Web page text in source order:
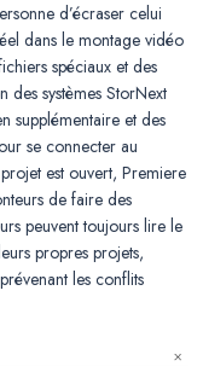
d’écraser celui
dans le montage vidéo
spéciaux et des
des systèmes StorNext
supplémentaire et des
se connecter au
est ouvert, Premiere
de faire des
peuvent toujours lire le
propres projets,
les conflits